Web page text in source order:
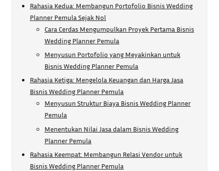
Rahasia Kedua: Membangun Portofolio Bisnis Wedding
Planner Pemula Sejak Nol
Cara Cerdas Mengumpulkan Proyek Pertama Bisnis
Wedding Planner Pemula
Menyusun Portofolio yang Meyakinkan untuk
Bisnis Wedding Planner Pemula
Rahasia Ketiga: Mengelola Keuangan dan Harga Jasa
Bisnis Wedding Planner Pemula
Menyusun Struktur Biaya Bisnis Wedding Planner
Pemula
Menentukan Nilai Jasa dalam Bisnis Wedding
Planner Pemula
Rahasia Keempat: Membangun Relasi Vendor untuk
Bisnis Wedding Planner Pemula